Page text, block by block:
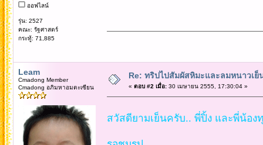
ออฟไลน์
รุ่น: 2527
คณะ: รัฐศาสตร์
กระทู้: 71,885
Leam
Cmadong Member
Cmadong อภิมหาอมตะเซียน
Re: ทริปไปสัมผัสหิมะและลมหนาวเย็
« ตอบ #2 เมื่อ:30 เมษายน 2555, 17:30:04 »
สวัสดียามเย็นครับ.. พี่ปิ้ง และพี่น้อง